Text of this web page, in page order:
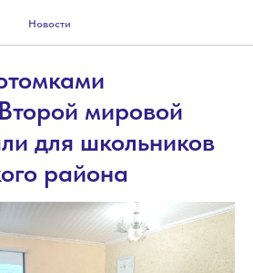
Новости
мировой
для школьников
района